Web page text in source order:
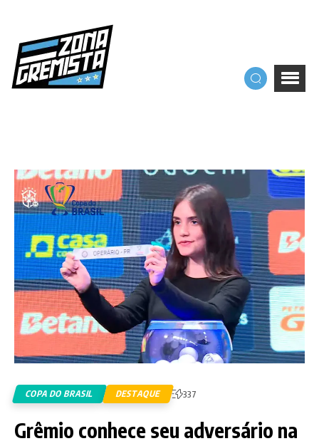
COPA DO BRASIL DESTAQUE 337
Grêmio conhece seu adversário na